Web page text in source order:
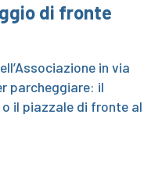
di fronte
in via
parcheggiare: il
il piazzale di fronte al